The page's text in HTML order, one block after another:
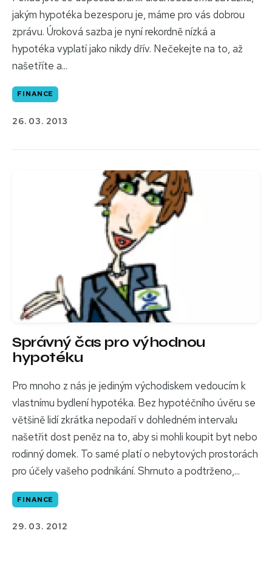
jakým hypotéka bezesporu je, máme pro vás dobrou
zprávu. Úroková sazba je nyní rekordně nízká a
hypotéka vyplatí jako nikdy dřív. Nečekejte na to, až
našetříte a...
FINANCE
26. 03. 2013
Správný čas pro výhodnou
hypotéku
Pro mnoho z nás je jediným východiskem vedoucím k
vlastnímu bydlení hypotéka. Bez hypotéčního úvěru se
většině lidí zkrátka nepodaří v dohledném intervalu
našetřit dost peněz na to, aby si mohli koupit byt nebo
rodinný domek. To samé platí o nebytových prostorách
pro účely vašeho podnikání. Shrnuto a podtrženo,...
FINANCE
29. 03. 2012